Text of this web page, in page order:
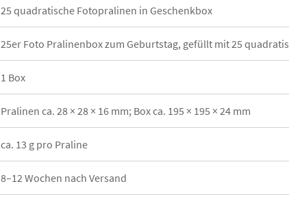
25 quadratische Fotopralinen in Geschenkbox
25er Foto Pralinenbox zum Geburtstag, gefüllt mit 25
1 Box
Pralinen ca. 28 × 28 × 16 mm; Box ca. 195 × 195 × 24 mm
ca. 13 g pro Praline
8–12 Wochen nach Versand